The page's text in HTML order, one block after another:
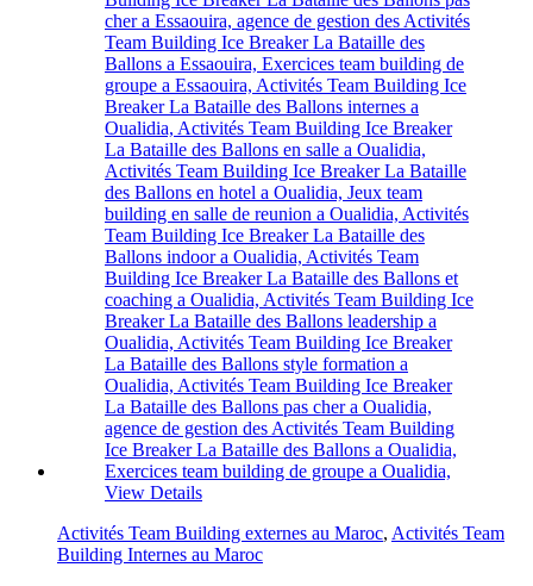
View Details
Activités Team Building externes au Maroc, Activités Team
Building Internes au Maroc